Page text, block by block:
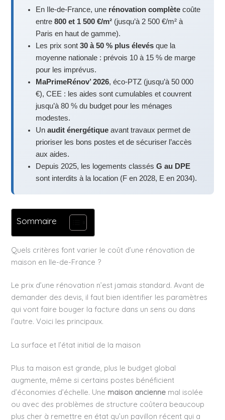
En Ile-de-France, une rénovation complète coûte
entre800 et 1 500 €/m² (jusqu’à 2 500 €/m² à
Paris en haut de gamme).
Les prix sont30 à 50 % plus élevés que la
moyenne nationale : prévois 10 à 15 % de marge
pour les imprévus.
MaPrimeRénov’ 2026, éco-PTZ (jusqu’à 50 000
€), CEE : les aides sont cumulables et couvrent
jusqu’à 80 % du budget pour les ménages
modestes.
Unaudit énergétique avant travaux permet de
prioriser les bons postes et de sécuriser l’accès
aux aides.
Depuis 2025, les logements classésG au DPE
sont interdits à la location (F en 2028, E en 2034).
Sommaire
Quels critères font varier le coût d’une rénovation de
maison en Ile-de-France ?
Le prix d’une rénovation n’est jamais standard. Avant de
demander des devis, il faut bien identifier les paramètres
qui vont faire bouger la facture dans un sens ou dans
l’autre. Voici les principaux.
La surface et l’état initial de la maison
Plus ta maison est grande, plus le budget global
augmente, même si certains postes bénéficient
d’économies d’échelle. Une maison ancienne mal isolée
ou avec des problèmes de structure coûtera beaucoup
plus cher à remettre en état qu’un pavillon récent qui a